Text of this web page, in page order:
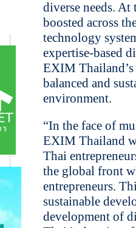
diverse needs.
boosted across
technology
expertise-based
EXIM
balanced and
environment.
“In the face of
EXIM Thailand
Thai
the global front
entrepreneurs.
sustainable
development of